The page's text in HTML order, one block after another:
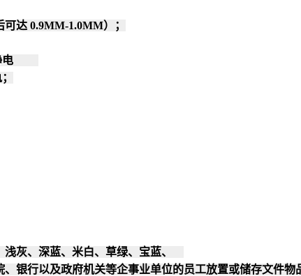
达 0.9MM-1.0MM）；
静电
浅灰、深蓝、米白、草绿、宝蓝、
银行以及政府机关等企事业单位的员工放置或储存文件物